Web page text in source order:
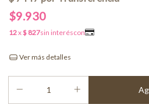
$9.930
Ver más detalles